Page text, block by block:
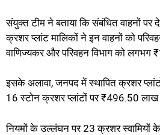
संयुक्त टीम ने बताया कि संबंधित वाहनों पर
क्रशर प्लांट मालिकों ने इन वाहनों को
वाणिज्यकर और परिवहन विभाग को लगभग
इसके अलावा, जनपद में स्थापित क्रशर
16 स्टोन क्रशर प्लांटों पर ₹496.50
नियमों के उल्लंघन पर 23 क्रशर स्वामियों के